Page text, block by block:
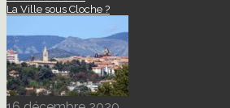
La Ville sous Cloche ?